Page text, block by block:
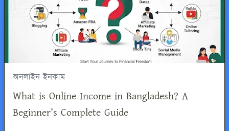
অনলাইন ইনকাম
What is Online Income in Bangladesh? A
Beginner’s Complete Guide